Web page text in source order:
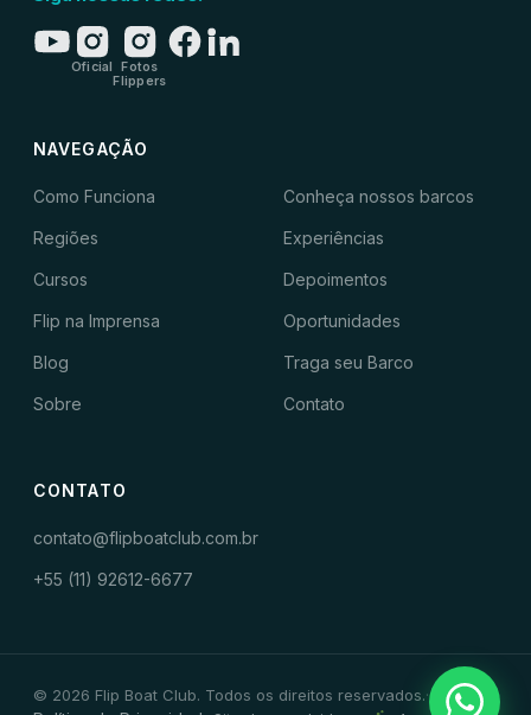
Oficial
Fotos
Flippers
NAVEGAÇÃO
Como Funciona Conheça nossos barcos
Regiões Experiências
Cursos Depoimentos
Flip na Imprensa Oportunidades
Blog Traga seu Barco
Sobre Contato
CONTATO
contato@flipboatclub.com.br
+55 (11) 92612-6677
© 2026 Flip Boat Club. Todos os direitos reservados.·